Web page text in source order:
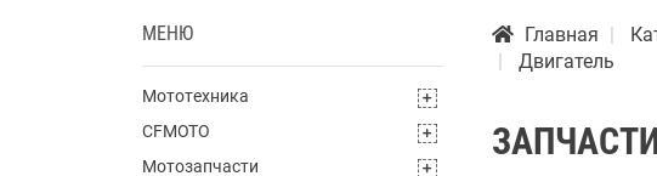
МЕНЮ
Мототехника
CFMOTO
Мотозапчасти
Главная
Двигатель